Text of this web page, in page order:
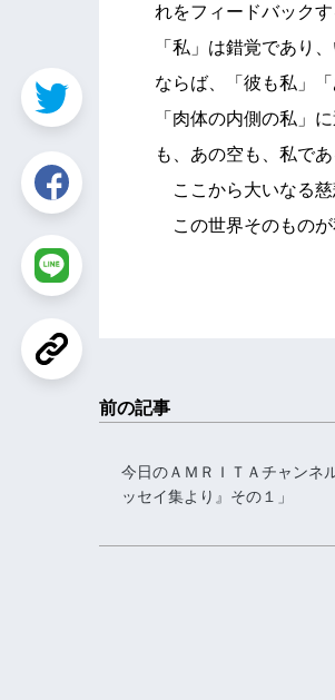
れをフィードバック
「私」は錯覚であり
ならば、「彼も私」
「肉体の内側の私」
も、あの空も、私であ
ここから大いなる慈
この世界そのものが
前の記事
今日のＡＭＲＩＴＡチャンネ
ッセイ集より』その１」